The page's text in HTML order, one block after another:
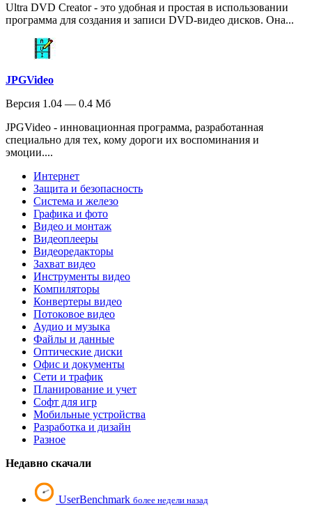
Ultra DVD Creator - это удобная и простая в использовании
программа для создания и записи DVD-видео дисков. Она...
JPGVideo
Версия 1.04 — 0.4 Мб
JPGVideo - инновационная программа, разработанная
специально для тех, кому дороги их воспоминания и
эмоции....
Интернет
Защита и безопасность
Система и железо
Графика и фото
Видео и монтаж
Видеоплееры
Видеоредакторы
Захват видео
Инструменты видео
Компиляторы
Конвертеры видео
Потоковое видео
Аудио и музыка
Файлы и данные
Оптические диски
Офис и документы
Сети и трафик
Планирование и учет
Софт для игр
Мобильные устройства
Разработка и дизайн
Разное
Недавно скачали
UserBenchmark более недели назад